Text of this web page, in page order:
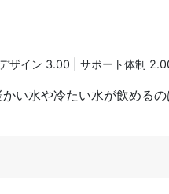
ザイン 3.00 | サポート体制
い水や冷たい水が飲める